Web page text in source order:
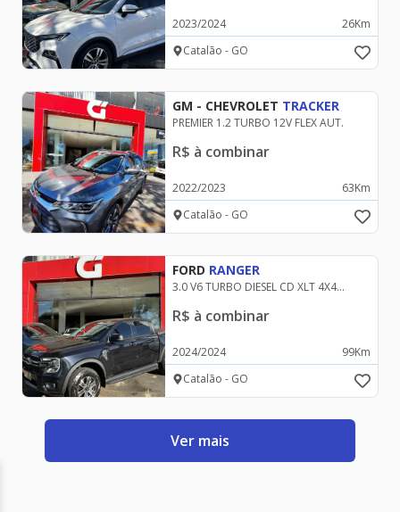
2023/2024 26Km
Catalão - GO
GM - CHEVROLET TRACKER
PREMIER 1.2 TURBO 12V FLEX AUT.
R$ à combinar
2022/2023 63Km
Catalão - GO
FORD RANGER
3.0 V6 TURBO DIESEL CD XLT 4X4
R$ à combinar
2024/2024 99Km
Catalão - GO
Ver mais